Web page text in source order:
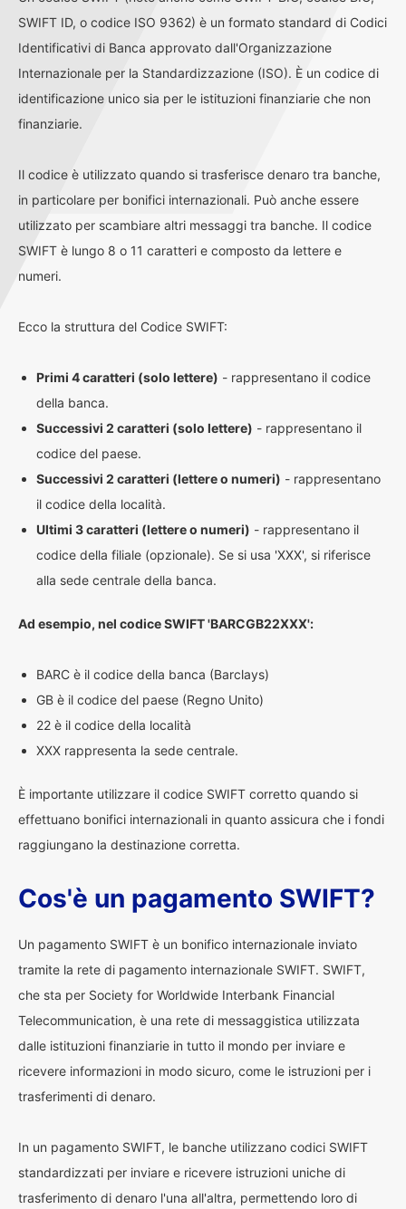
SWIFT ID, o codice ISO 9362) è un formato standard di Codici
Identificativi di Banca approvato dall'Organizzazione
Internazionale per la Standardizzazione (ISO). È un codice di
identificazione unico sia per le istituzioni finanziarie che non
finanziarie.
Il codice è utilizzato quando si trasferisce denaro tra banche,
in particolare per bonifici internazionali. Può anche essere
utilizzato per scambiare altri messaggi tra banche. Il codice
SWIFT è lungo 8 o 11 caratteri e composto da lettere e
numeri.
Ecco la struttura del Codice SWIFT:
Primi 4 caratteri (solo lettere) - rappresentano il codice
della banca.
Successivi 2 caratteri (solo lettere) - rappresentano il
codice del paese.
Successivi 2 caratteri (lettere o numeri) - rappresentano
il codice della località.
Ultimi 3 caratteri (lettere o numeri) - rappresentano il
codice della filiale (opzionale). Se si usa 'XXX', si riferisce
alla sede centrale della banca.
Ad esempio, nel codice SWIFT 'BARCGB22XXX':
BARC è il codice della banca (Barclays)
GB è il codice del paese (Regno Unito)
22 è il codice della località
XXX rappresenta la sede centrale.
È importante utilizzare il codice SWIFT corretto quando si
effettuano bonifici internazionali in quanto assicura che i fondi
raggiungano la destinazione corretta.
Cos'è un pagamento SWIFT?
Un pagamento SWIFT è un bonifico internazionale inviato
tramite la rete di pagamento internazionale SWIFT. SWIFT,
che sta per Society for Worldwide Interbank Financial
Telecommunication, è una rete di messaggistica utilizzata
dalle istituzioni finanziarie in tutto il mondo per inviare e
ricevere informazioni in modo sicuro, come le istruzioni per i
trasferimenti di denaro.
In un pagamento SWIFT, le banche utilizzano codici SWIFT
standardizzati per inviare e ricevere istruzioni uniche di
trasferimento di denaro l'una all'altra, permettendo loro di